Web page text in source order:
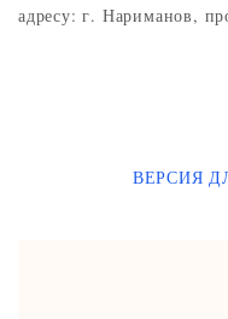
адресу: г. Нариманов,
ВЕРСИЯ